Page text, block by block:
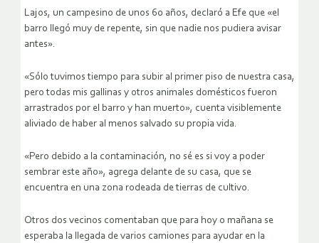
Lajos, un campesino de unos 60 años, declaró a Efe que «el
barro llegó muy de repente, sin que nadie nos pudiera avisar
antes».
«Sólo tuvimos tiempo para subir al primer piso de nuestra casa,
pero todas mis gallinas y otros animales domésticos fueron
arrastrados por el barro y han muerto», cuenta visiblemente
aliviado de haber al menos salvado su propia vida.
«Pero debido a la contaminación, no sé es si voy a poder
sembrar este año», agrega delante de su casa, que se
encuentra en una zona rodeada de tierras de cultivo.
Otros dos vecinos comentaban que para hoy o mañana se
esperaba la llegada de varios camiones para ayudar en la